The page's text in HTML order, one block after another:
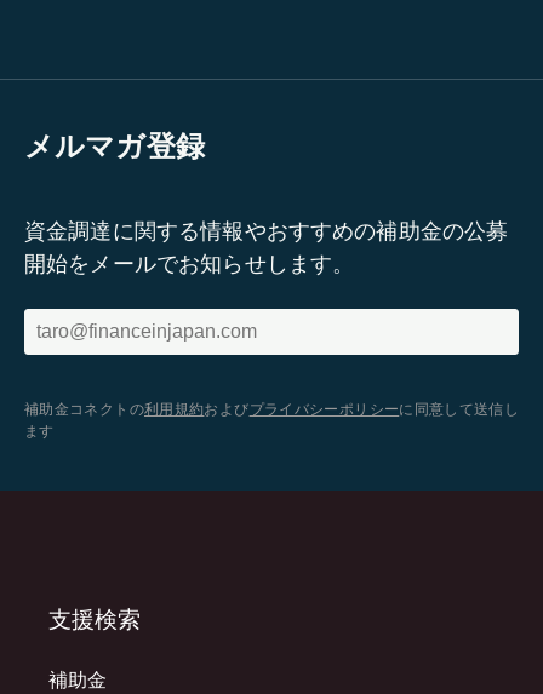
メルマガ登録
資金調達に関する情報やおすすめの補助金の公募
開始をメールでお知らせします。
補助金コネクトの利用規約およびプライバシーポリシーに同意して送信し
ます
支援検索
補助金